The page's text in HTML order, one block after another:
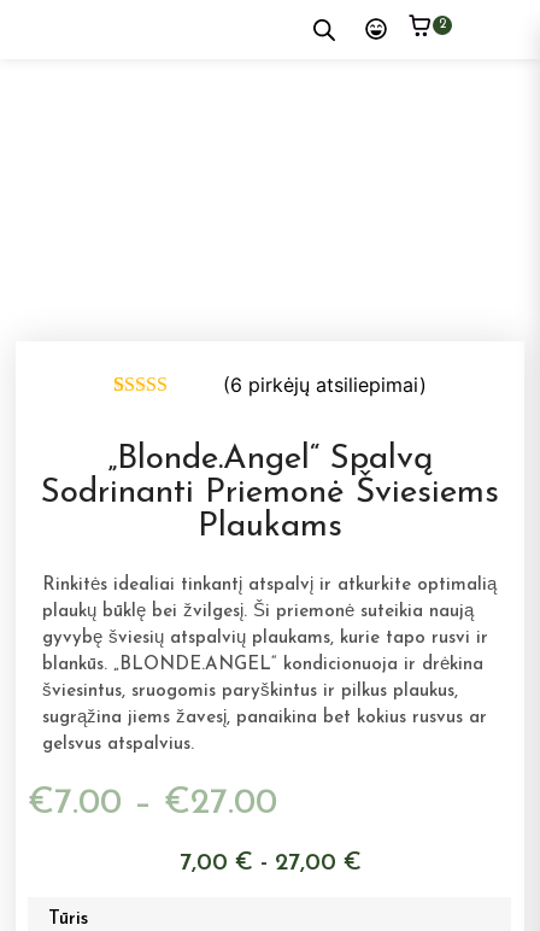
2
(viso
įvertinimų:)
(6 pirkėjų atsiliepimai)
„Blonde.Angel“ Spalvą
Sodrinanti Priemonė Šviesiems
Plaukams
Rinkitės idealiai tinkantį atspalvį ir atkurkite optimalią
plaukų būklę bei žvilgesį. Ši priemonė suteikia naują
gyvybę šviesių atspalvių plaukams, kurie tapo rusvi ir
blankūs. „BLONDE.ANGEL“ kondicionuoja ir drėkina
šviesintus, sruogomis paryškintus ir pilkus plaukus,
sugrąžina jiems žavesį, panaikina bet kokius rusvus ar
gelsvus atspalvius.
€7.00 – €27.00
7,00 € - 27,00 €
Tūris